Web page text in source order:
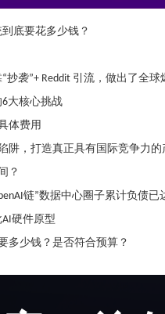
底要花多少钱？
抄袭”+ Reddit 引流，做出了全球
大核心挑战
体费用
阱，打造真正具有国际竞争力的
？
链”数据中心圈子累计负债已
硬件原型
多少钱？是否符合预算？